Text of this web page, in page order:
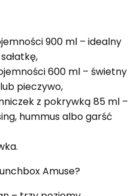
900 ml – idealny
600 ml – świetny
pieczywo,
z pokrywką 85 ml –
hummus albo garść
Amuse?